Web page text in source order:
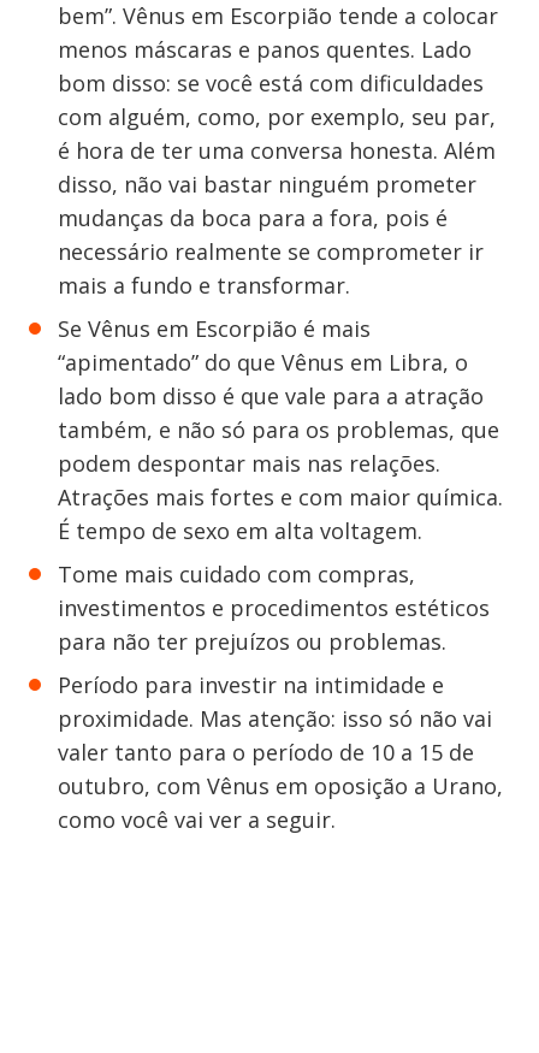
bem”. Vênus em Escorpião tende a colocar
menos máscaras e panos quentes. Lado
bom disso: se você está com dificuldades
com alguém, como, por exemplo, seu par,
é hora de ter uma conversa honesta. Além
disso, não vai bastar ninguém prometer
mudanças da boca para a fora, pois é
necessário realmente se comprometer ir
mais a fundo e transformar.
Se Vênus em Escorpião é mais
“apimentado” do que Vênus em Libra, o
lado bom disso é que vale para a atração
também, e não só para os problemas, que
podem despontar mais nas relações.
Atrações mais fortes e com maior química.
É tempo de sexo em alta voltagem.
Tome mais cuidado com compras,
investimentos e procedimentos estéticos
para não ter prejuízos ou problemas.
Período para investir na intimidade e
proximidade. Mas atenção: isso só não vai
valer tanto para o período de 10 a 15 de
outubro, com Vênus em oposição a Urano,
como você vai ver a seguir.